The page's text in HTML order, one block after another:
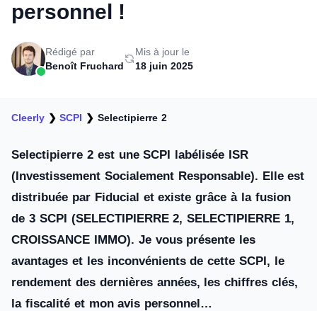
personnel !
Rédigé par
Benoît Fruchard
Mis à jour le
18 juin 2025
Cleerly ❯SCPI ❯ Selectipierre 2
Selectipierre 2 est une SCPI labélisée ISR
(Investissement Socialement Responsable). Elle est
distribuée par Fiducial et existe grâce à la fusion
de 3 SCPI (SELECTIPIERRE 2, SELECTIPIERRE 1,
CROISSANCE IMMO). Je vous présente les
avantages et les inconvénients de cette SCPI, le
rendement des dernières années, les chiffres clés,
la fiscalité et mon avis personnel…